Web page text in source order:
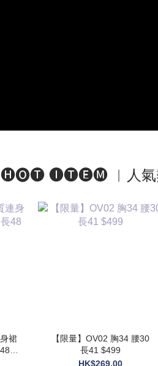
🅗🅞🅣 🅘🅣🅔🅜 ︱人氣
【限量】OV02 胸34 腰30
長41 $499
HK$269.00